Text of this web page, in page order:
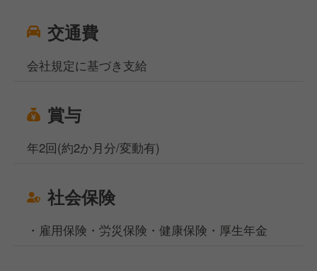
交通費
会社規定に基づき支給
賞与
年2回(約2か月分/変動有)
社会保険
・雇用保険・労災保険・健康保険・厚生年金